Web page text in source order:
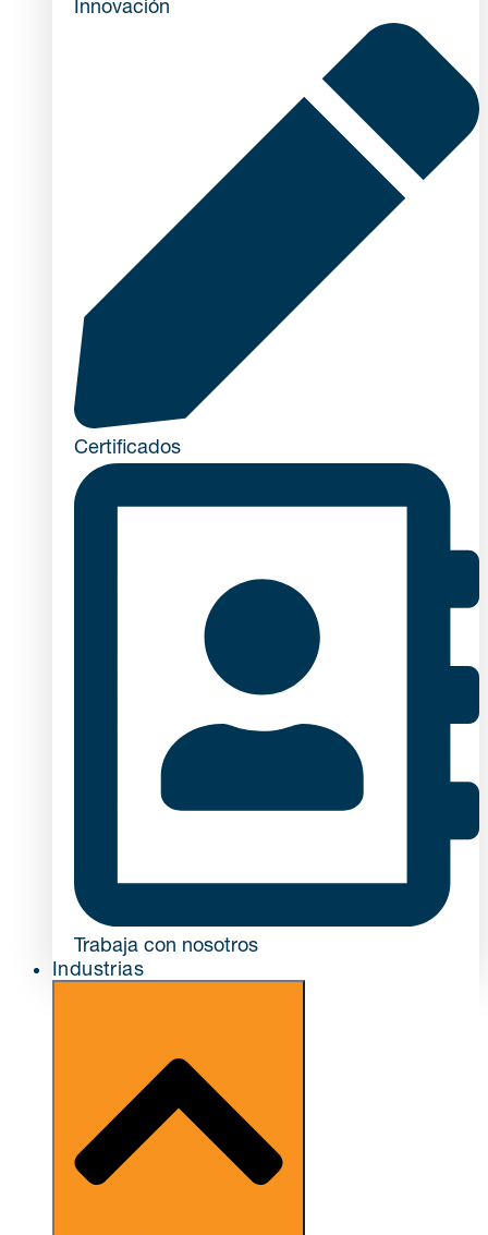
Innovación
Certificados
Trabaja con nosotros
Industrias